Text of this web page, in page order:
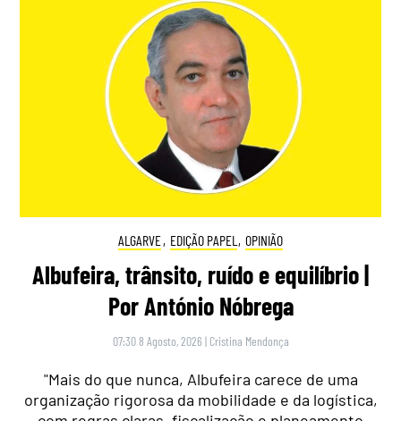
ALGARVE, EDIÇÃO PAPEL , OPINIÃO
Albufeira, trânsito, ruído e equilíbrio |
Por António Nóbrega
07:30 8 Agosto, 2026 | Cristina Mendonça
"Mais do que nunca, Albufeira carece de uma
organização rigorosa da mobilidade e da logística,